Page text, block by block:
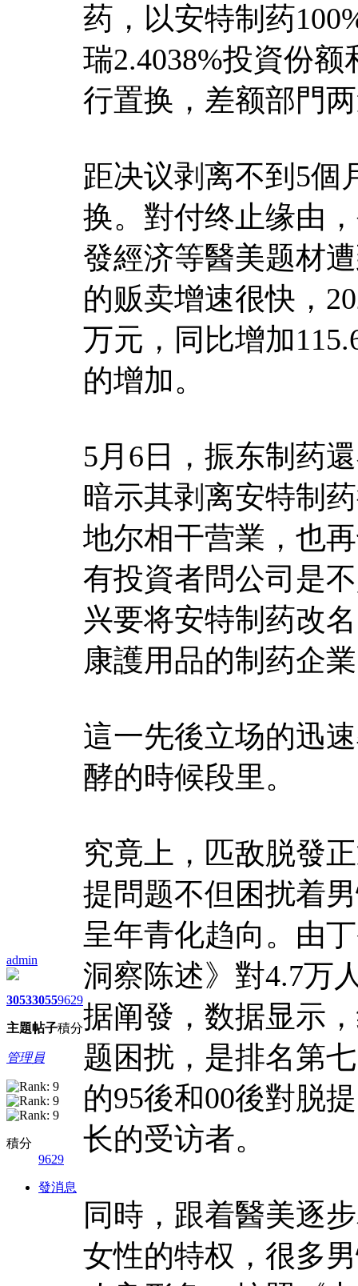
admin
3053
主題
3055
帖子
9629
積分
管理員
積分
9629
發消息
药，以安特制药
瑞2.4038%投資份
行置换，差额部門
距决议剥离不到5個
换。對付终止缘由
發經济等醫美题材
的贩卖增速很快，
万元，同比增加
的增加。
5月6日，振东制药
暗示其剥离安特制
地尔相干营業，也
有投資者問公司是
兴要将安特制药改
康護用品的制药企
這一先後立场的迅
酵的時候段里。
究竟上，匹敌脱發
提問题不但困扰着
呈年青化趋向。由
洞察陈述》對4.7万
据阐發，数据显示
题困扰，是排名第
的95後和00後對脱
长的受访者。
同時，跟着醫美逐
女性的特权，很多